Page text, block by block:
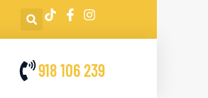
918 106 239